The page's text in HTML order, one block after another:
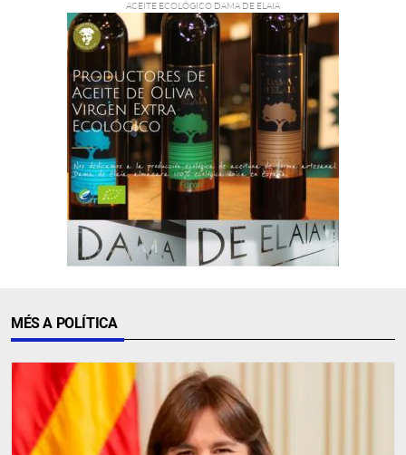
MÉS A POLÍTICA